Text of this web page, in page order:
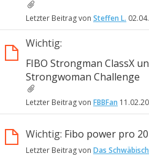
Letzter Beitrag von Steffen L.
Wichtig:
FIBO Strongman ClassX
Strongwoman Challenge
Letzter Beitrag von FBBFan
Wichtig: Fibo power pro
Letzter Beitrag von Das